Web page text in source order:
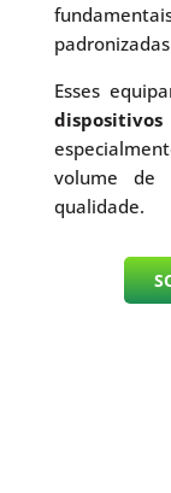
Esses
volume de
qualidade.